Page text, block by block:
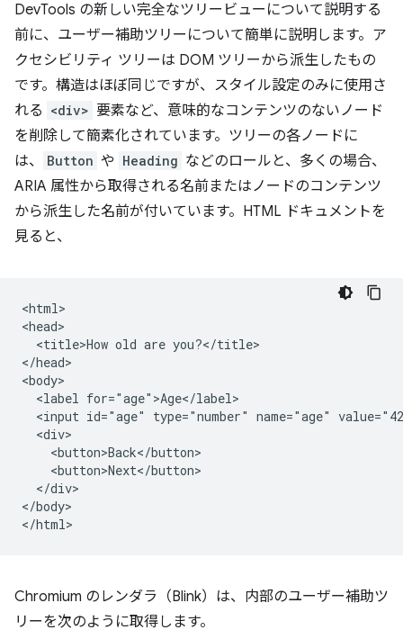
DevTools の新しい完全なツリービューについて説明する
前に、ユーザー補助ツリーについて簡単に説明します。ア
クセシビリティ ツリーは DOM ツリーから派生したもの
です。構造はほぼ同じですが、スタイル設定のみに使用さ
れる <div> 要素など、意味的なコンテンツのないノード
を削除して簡素化されています。ツリーの各ノードに
は、
Button や Heading などのロールと、多くの場合、
ARIA 属性から取得される名前またはノードのコンテンツ
から派生した名前が付いています。HTML ドキュメントを
見ると、
<html>
<head>
  <title>How old are you?</title>
</head>
<body>
  <label for="age">Age</label>
<input id="age" type="number" name="age"
  <div>
    <button>Back</button>
    <button>Next</button>
  </div>
</body>
Chromium のレンダラ（Blink）は、内部のユーザー補助ツ
リーを次のように取得します。